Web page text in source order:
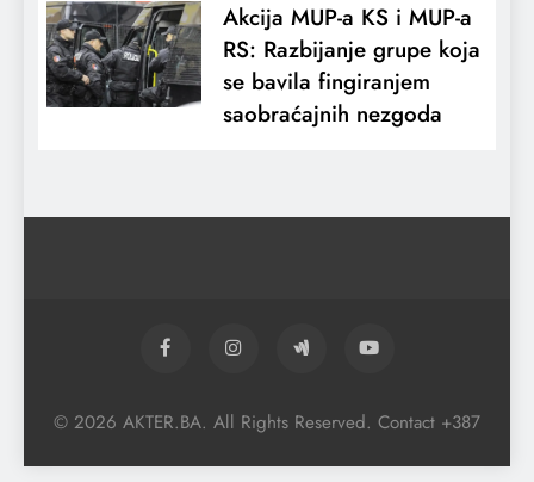
Akcija MUP-a KS i MUP-a
RS: Razbijanje grupe koja
se bavila fingiranjem
saobraćajnih nezgoda
© 2026 AKTER.BA. All Rights Reserved. Contact +387